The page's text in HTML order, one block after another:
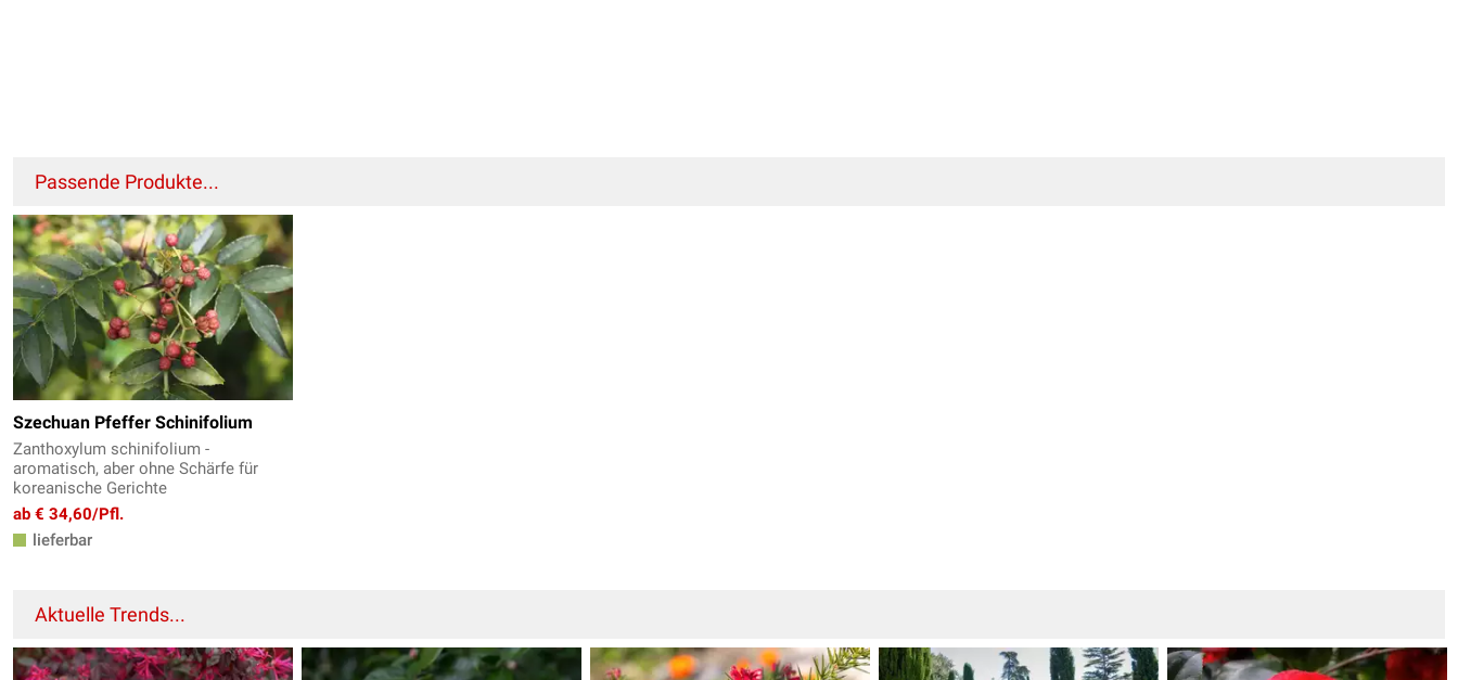
Passende Produkte...
Szechuan Pfeffer Schinifolium
Zanthoxylum schinifolium -
aromatisch, aber ohne Schärfe für
koreanische Gerichte
ab € 34,60/Pfl.
lieferbar
Aktuelle Trends...